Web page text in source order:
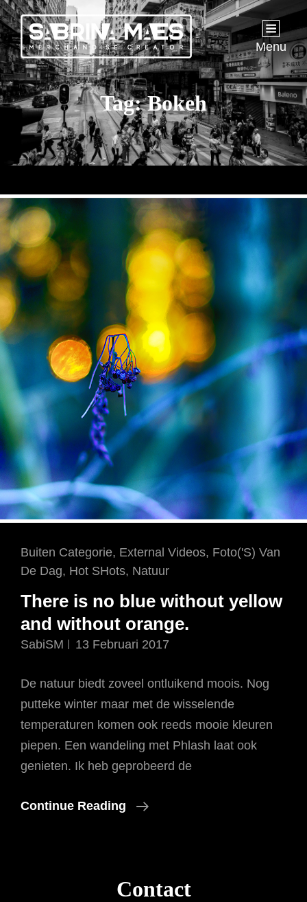
Menu
Tag:Bokeh
Cat
Links
Buiten Categorie, External Videos, Foto('s) Van
De Dag, Hot SHots, Natuur
There is no blue without yellow
and without orange.
SabiSM 13 Februari 2017
De natuur biedt zoveel ontluikend moois. Nog
putteke winter maar met de wisselende
temperaturen komen ook reeds mooie kleuren
piepen. Een wandeling met Phlash laat ook
genieten. Ik heb geprobeerd de
Continue Reading
There
Without
Contact